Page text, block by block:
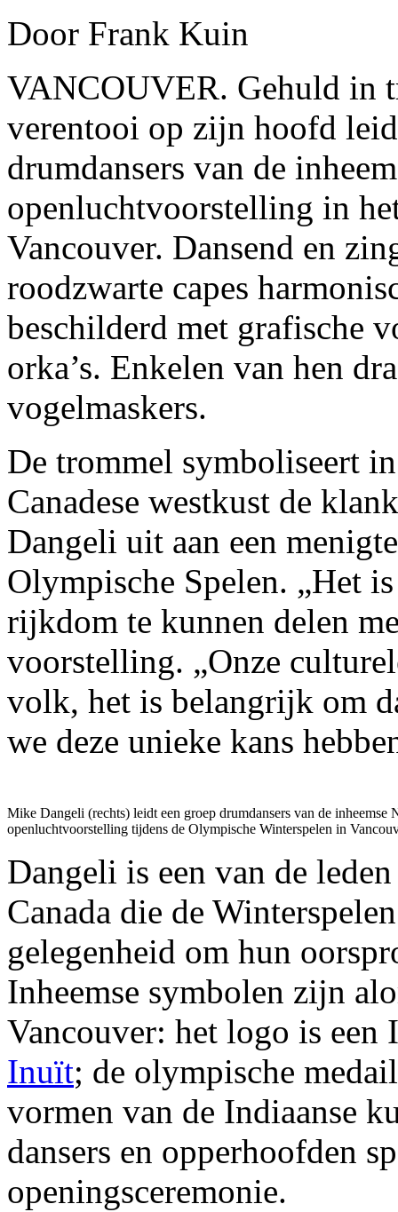
Door Frank Kuin
VANCOUVER. Gehuld in
verentooi op zijn hoofd
drumdansers van de
openluchtvoorstelling in
Vancouver. Dansend en
roodzwarte capes
beschilderd met grafische
orka’s. Enkelen van hen
vogelmaskers.
De trommel symboliseert
Canadese westkust de
Dangeli uit aan een
Olympische Spelen. „Het
rijkdom te kunnen delen
voorstelling. „Onze
volk, het is belangrijk om
we deze unieke kans
Mike Dangeli (rechts) leidt een groep drumdansers van de inheemse
openluchtvoorstelling tijdens de Olympische Winterspelen in
Dangeli is een van de
Canada die de
gelegenheid om hun
Inheemse symbolen zijn
Vancouver: het logo is een
Inuït; de olympische
vormen van de Indiaanse
dansers en opperhoofden
openingsceremonie.